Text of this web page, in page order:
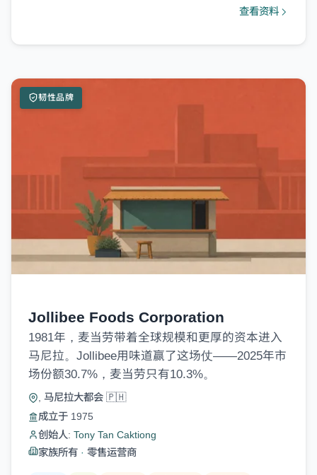
查看资料
韧性品牌
Jollibee Foods Corporation
1981年，麦当劳带着全球规模和更厚的资本进入
马尼拉。Jollibee用味道赢了这场仗——2025年市
场份额30.7%，麦当劳只有10.3%。
, 马尼拉大都会 🇵🇭
成立于 1975
创始人: Tony Tan Caktiong
家族所有 · 零售运营商